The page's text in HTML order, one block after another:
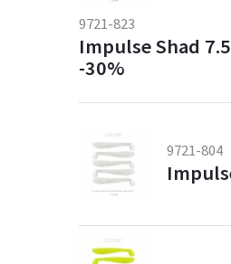
9721-823
Impulse Shad
-30%
9721-804